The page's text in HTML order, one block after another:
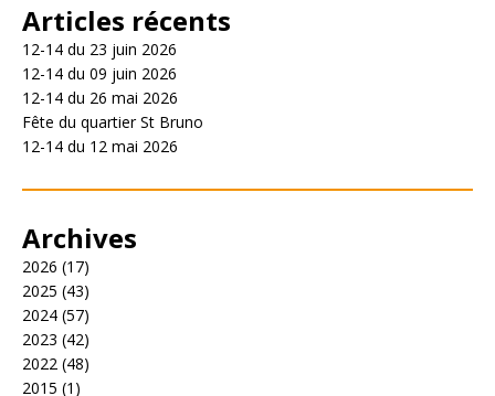
Articles récents
12-14 du 23 juin 2026
12-14 du 09 juin 2026
12-14 du 26 mai 2026
Fête du quartier St Bruno
12-14 du 12 mai 2026
Archives
2026 (17)
2025 (43)
2024 (57)
2023 (42)
2022 (48)
2015 (1)